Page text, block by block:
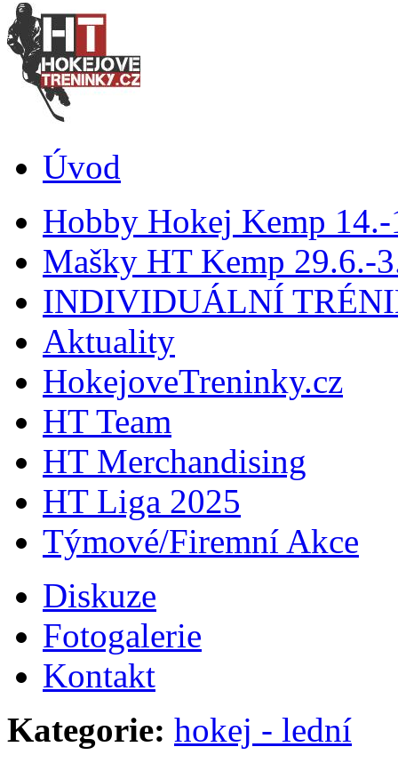
Úvod
Hobby Hokej Kemp
Mašky HT Kemp 29.6.-
INDIVIDUÁLNÍ
Aktuality
HokejoveTreninky.cz
HT Team
HT Merchandising
HT Liga 2025
Týmové/Firemní Akce
Diskuze
Fotogalerie
Kontakt
Kategorie: hokej - lední